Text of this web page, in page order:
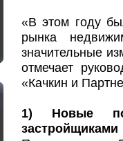
«В этом году
рынка
значительные
отмечает
«Качкин и
1) Новые
застройщиками